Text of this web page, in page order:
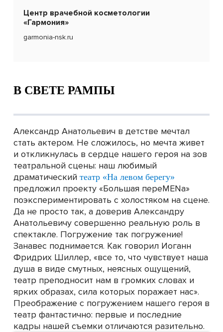
Центр врачебной косметологии
«Гармония»
garmonia-nsk.ru
В СВЕТЕ РАМПЫ
Александр Анатольевич в детстве мечтал
стать актером. Не сложилось, но мечта живет
и откликнулась в сердце нашего героя на зов
театральной сцены: наш любимый
драматический театр «На левом берегу»
предложил проекту «Большая переMENа»
поэкспериментировать с холостяком на сцене.
Да не просто так, а доверив Александру
Анатольевичу совершенно реальную роль в
спектакле. Погружение так погружение!
Занавес поднимается. Как говорил Иоганн
Фридрих Шиллер, «все то, что чувствует наша
душа в виде смутных, неясных ощущений,
театр преподносит нам в громких словах и
ярких образах, сила которых поражает нас».
Преображение с погружением нашего героя в
театр фантастично: первые и последние
кадры нашей съемки отличаются разительно.